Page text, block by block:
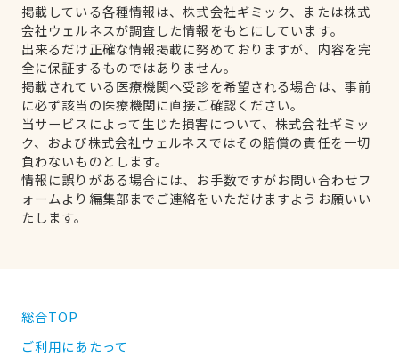
掲載している各種情報は、株式会社ギミック、または株式
会社ウェルネスが調査した情報をもとにしています。
出来るだけ正確な情報掲載に努めておりますが、内容を完
全に保証するものではありません。
掲載されている医療機関へ受診を希望される場合は、事前
に必ず該当の医療機関に直接ご確認ください。
当サービスによって生じた損害について、株式会社ギミッ
ク、および株式会社ウェルネスではその賠償の責任を一切
負わないものとします。
情報に誤りがある場合には、お手数ですがお問い合わせフ
ォームより編集部までご連絡をいただけますようお願いい
たします。
総合TOP
ご利用にあたって